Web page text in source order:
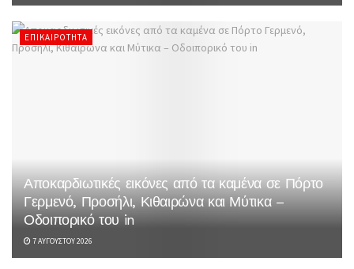
ΕΠΙΚΑΙΡΌΤΗΤΑ
Αποκαρδιωτικές εικόνες από τα καμένα σε Πόρτο
Γερμενό, Προσήλι, Κιθαιρώνα και Μύτικα –
Οδοιπορικό του in
7 ΑΥΓΟΎΣΤΟΥ 2026